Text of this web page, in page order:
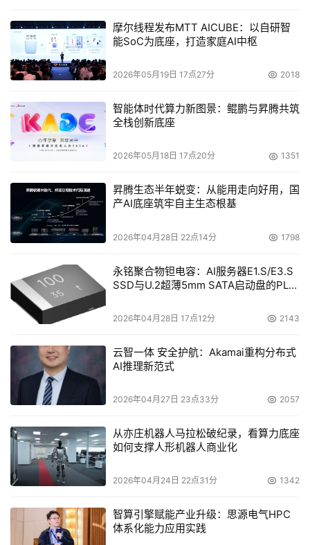
摩尔线程发布MTT AICUBE：以自研智
能SoC为底座，打造家庭AI中枢
2026年05月19日 17点27分 2018
智能体时代算力新图景：鲲鹏与昇腾共筑
全栈创新底座
2026年05月18日 17点20分 1351
昇腾生态半年蜕变：从能用走向好用，国
产AI底座筑牢自主生态根基
2026年04月28日 22点14分 1798
永铭聚合物钽电容：AI服务器E1.S/E3.S
SSD与U.2超薄5mm SATA启动盘的PLP
2026年04月28日 17点12分 2143
云智一体 安全护航：Akamai重构分布式
AI推理新范式
2026年04月27日 23点33分 2057
从亦庄机器人马拉松破纪录，看算力底座
如何支撑人形机器人商业化
2026年04月24日 22点31分 1342
智算引擎赋能产业升级：思源电气HPC
体系化能力应用实践